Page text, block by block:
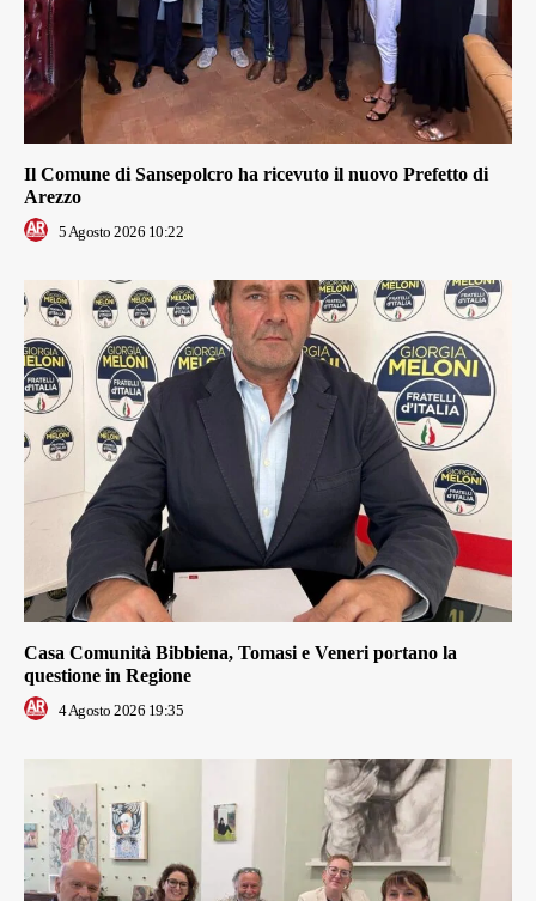
Il Comune di Sansepolcro ha ricevuto il nuovo Prefetto di
Arezzo
5 Agosto 2026 10:22
Casa Comunità Bibbiena, Tomasi e Veneri portano la
questione in Regione
4 Agosto 2026 19:35